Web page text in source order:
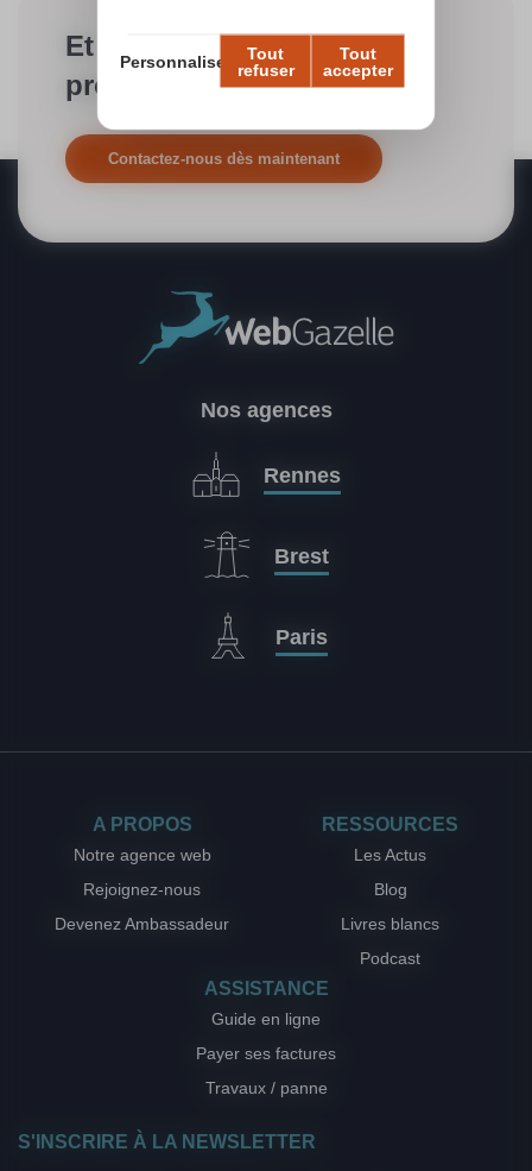
Et si on discutait de votre
projet ?
Contactez-nous dès maintenant
Nos agences
Rennes
Brest
Paris
A PROPOS
Notre agence web
Rejoignez-nous
Devenez Ambassadeur
RESSOURCES
Les Actus
Blog
Livres blancs
Podcast
ASSISTANCE
Guide en ligne
Payer ses factures
Travaux / panne
S'INSCRIRE À LA NEWSLETTER
Tout
accepter
Tout
refuser
Personnaliser